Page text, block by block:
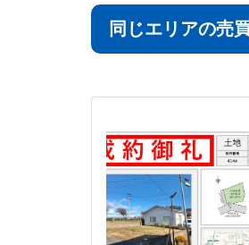
同じエリアの売